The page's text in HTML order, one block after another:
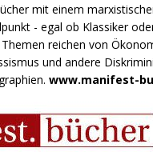
mit einem
- egal ob Klassiker
reichen von
und andere
www.manifest-